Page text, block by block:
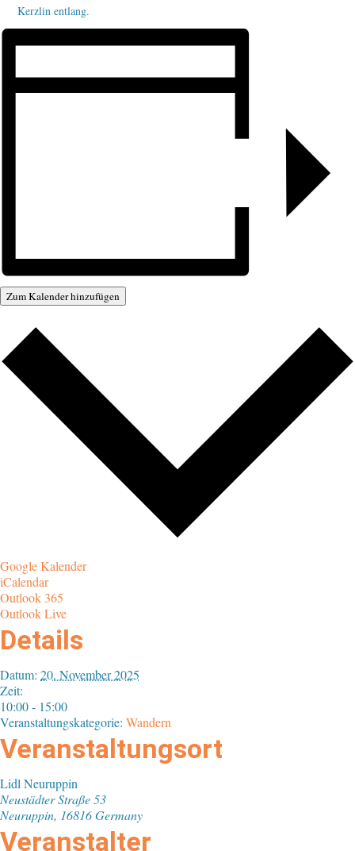
Kerzlin entlang.
Zum Kalender hinzufügen
Google Kalender
iCalendar
Outlook 365
Outlook Live
Details
Datum: 20. November 2025
Zeit:
10:00 - 15:00
Veranstaltungskategorie: Wandern
Veranstaltungsort
Lidl Neuruppin
Neustädter Straße 53
Neuruppin, 16816Germany
Veranstalter